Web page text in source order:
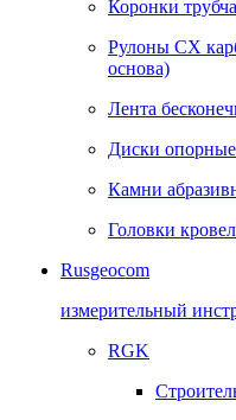
Коронки
Рулоны CX
основа)
Лента
Диски опорные
Камни
Головки
Rusgeocom
измерительный
RGK